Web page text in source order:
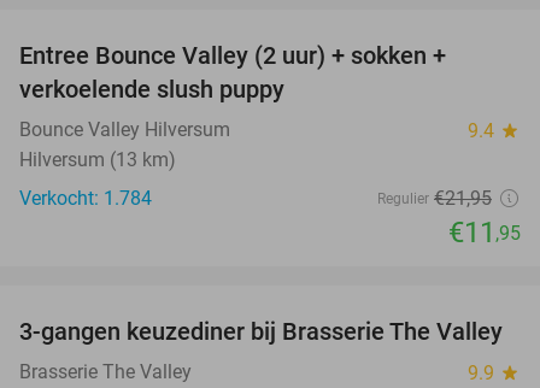
Entree Bounce Valley (2 uur) + sokken +
verkoelende slush puppy
Bounce Valley Hilversum 9.4 star
Hilversum (13 km)
Verkocht: 1.784
Regulier €21,95
€11 ,95
42%
3-gangen keuzediner bij Brasserie The Valley
Brasserie The Valley 9.9 star